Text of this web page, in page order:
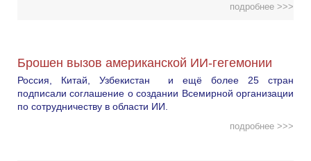
подробнее >>>
Брошен вызов американской ИИ-гегемонии
Россия, Китай, Узбекистан и ещё более 25 стран
подписали соглашение о создании Всемирной организации
по сотрудничеству в области ИИ.
подробнее >>>